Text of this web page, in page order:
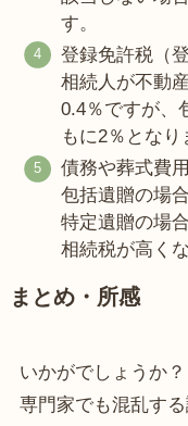
す。
登録免許税（
相続人が不動
0.4％ですが、
もに2％となり
債務や葬式費
包括遺贈の場
特定遺贈の場
相続税が高く
まとめ・所感
いかがでしょうか？
専門家でも混乱す